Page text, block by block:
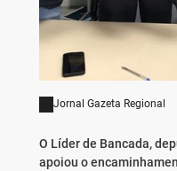
Jornal Gazeta Regional
O Líder de Bancada,
apoiou o